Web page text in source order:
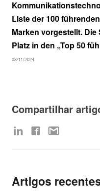
Liste der 100
Marken vorgestellt.
Platz in den „Top 50
08/11/2024
Compartilhar
Artigos